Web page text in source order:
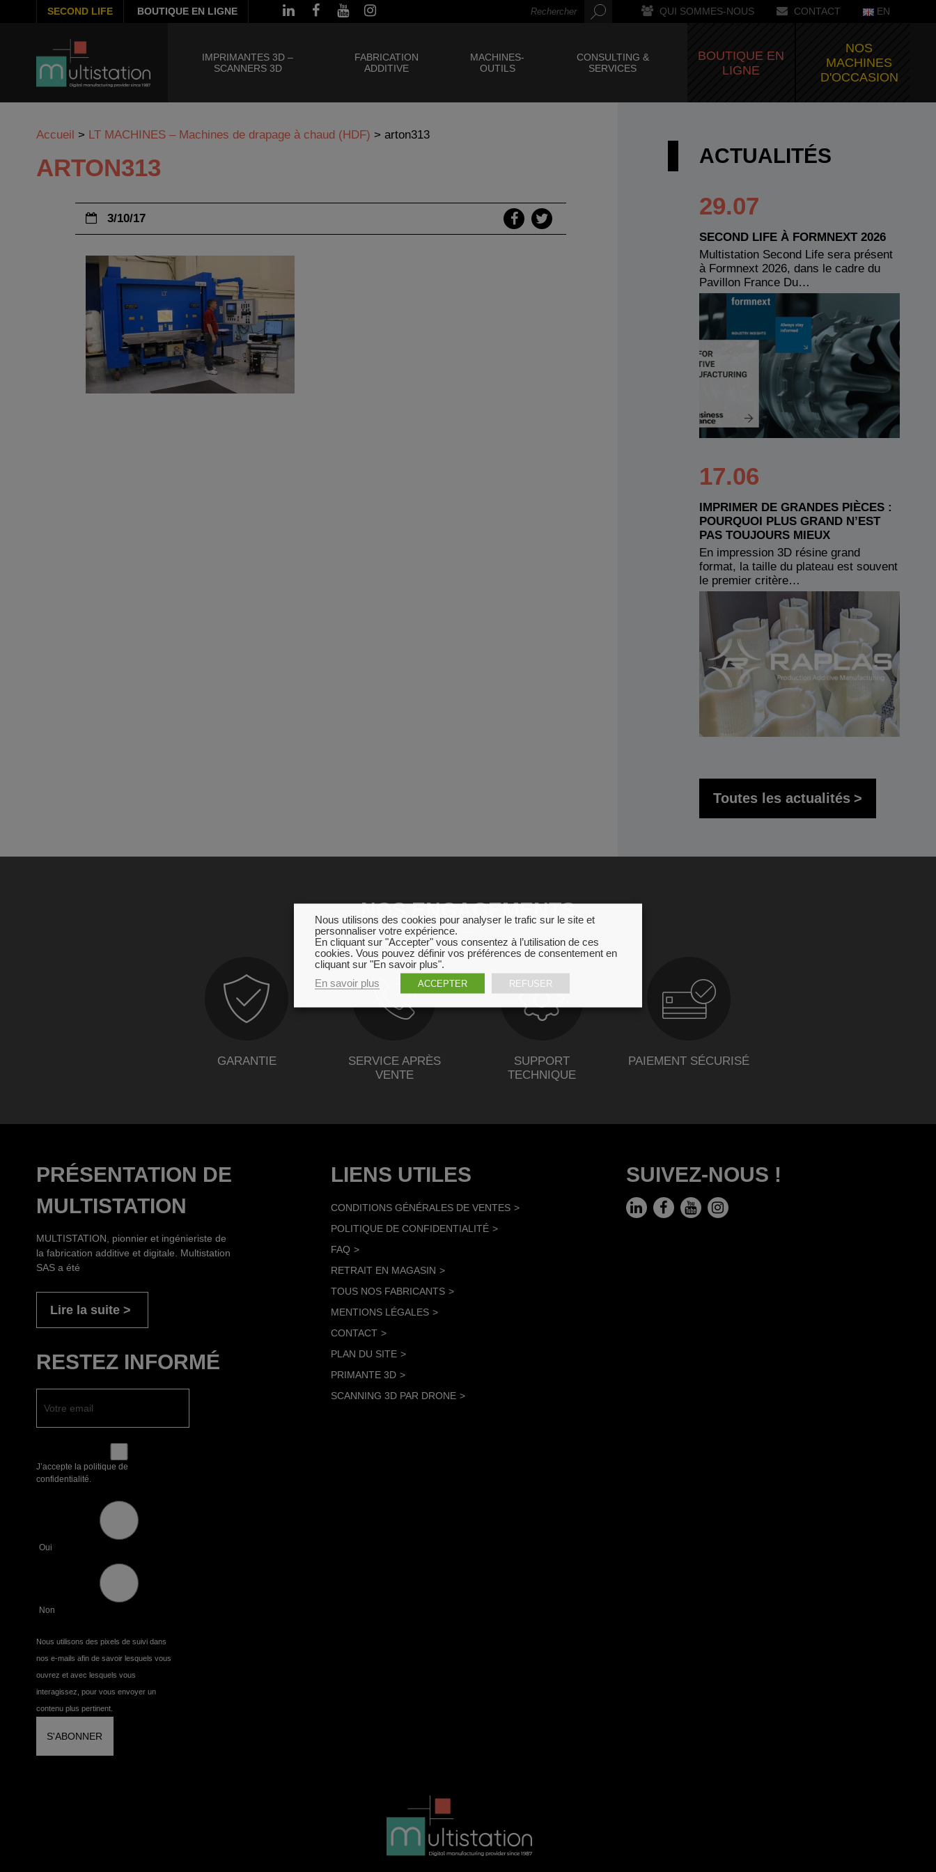
SECOND LIFE BOUTIQUE EN LIGNE QUI SOMMES-NOUS CONTACT EN
IMPRIMANTES 3D –
SCANNERS 3D
FABRICATION
ADDITIVE
MACHINES-
OUTILS
CONSULTING &
SERVICES
BOUTIQUE EN
LIGNE
NOS
MACHINES
D'OCCASION
Accueil > LT MACHINES – Machines de drapage à chaud (HDF) > arton313
ARTON313
3/10/17
ACTUALITÉS
29.07
SECOND LIFE À FORMNEXT 2026
Multistation Second Life sera présent
à Formnext 2026, dans le cadre du
Pavillon France Du…
17.06
IMPRIMER DE GRANDES PIÈCES :
POURQUOI PLUS GRAND N’EST
PAS TOUJOURS MIEUX
En impression 3D résine grand
format, la taille du plateau est souvent
le premier critère…
Toutes les actualités
NOS ENGAGEMENTS
GARANTIE
SERVICE APRÈS
VENTE
SUPPORT
TECHNIQUE
PAIEMENT SÉCURISÉ
PRÉSENTATION DE
MULTISTATION
MULTISTATION, pionnier et ingénieriste de
la fabrication additive et digitale. Multistation
SAS a été
Lire la suite
RESTEZ INFORMÉ
J’accepte la politique de
confidentialité.
Oui
Non
Nous utilisons des pixels de suivi dans
nos e-mails afin de savoir lesquels vous
ouvrez et avec lesquels vous
interagissez, pour vous envoyer un
contenu plus pertinent.
LIENS UTILES
CONDITIONS GÉNÉRALES DE VENTES
POLITIQUE DE CONFIDENTIALITÉ
FAQ
RETRAIT EN MAGASIN
TOUS NOS FABRICANTS
MENTIONS LÉGALES
CONTACT
PLAN DU SITE
PRIMANTE 3D
SCANNING 3D PAR DRONE
SUIVEZ-NOUS !
Nous utilisons des cookies pour analyser le trafic sur le site et
personnaliser votre expérience.
En cliquant sur "Accepter" vous consentez à l’utilisation de ces
cookies. Vous pouvez définir vos préférences de consentement en
cliquant sur "En savoir plus".
En savoir plus
ACCEPTER REFUSER